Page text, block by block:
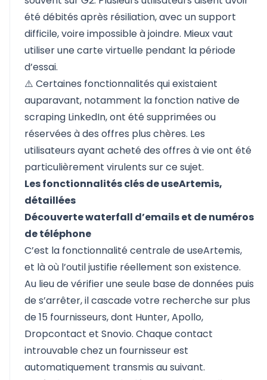
été débités après résiliation, avec un support
difficile, voire impossible à joindre. Mieux vaut
utiliser une carte virtuelle pendant la période
d’essai.
⚠️ Certaines fonctionnalités qui existaient
auparavant, notamment la fonction native de
scraping LinkedIn, ont été supprimées ou
réservées à des offres plus chères. Les
utilisateurs ayant acheté des offres à vie ont été
particulièrement virulents sur ce sujet.
Les fonctionnalités clés de useArtemis,
détaillées
Découverte waterfall d’emails et de numéros
de téléphone
C’est la fonctionnalité centrale de useArtemis,
et là où l’outil justifie réellement son existence.
Au lieu de vérifier une seule base de données puis
de s’arrêter, il cascade votre recherche sur plus
de 15 fournisseurs, dont Hunter, Apollo,
Dropcontact et Snovio. Chaque contact
introuvable chez un fournisseur est
automatiquement transmis au suivant.